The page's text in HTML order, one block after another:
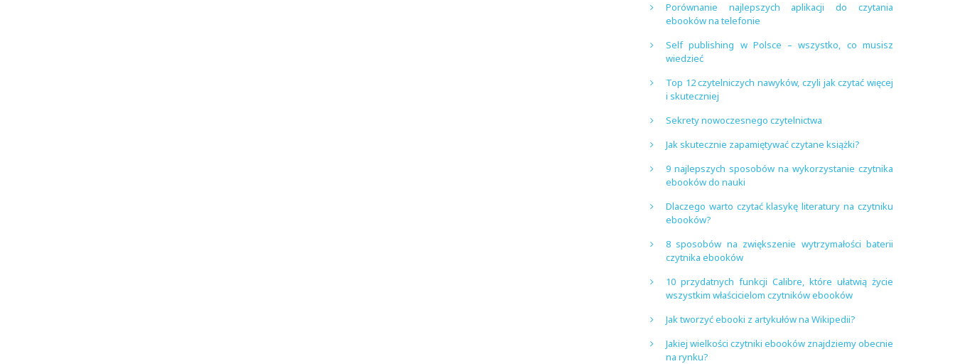
Porównanie najlepszych aplikacji do czytania
ebooków na telefonie
Self publishing w Polsce – wszystko, co musisz
wiedzieć
Top 12 czytelniczych nawyków, czyli jak czytać więcej
i skuteczniej
Sekrety nowoczesnego czytelnictwa
Jak skutecznie zapamiętywać czytane książki?
9 najlepszych sposobów na wykorzystanie czytnika
ebooków do nauki
Dlaczego warto czytać klasykę literatury na czytniku
ebooków?
8 sposobów na zwiększenie wytrzymałości baterii
czytnika ebooków
10 przydatnych funkcji Calibre, które ułatwią życie
wszystkim właścicielom czytników ebooków
Jak tworzyć ebooki z artykułów na Wikipedii?
Jakiej wielkości czytniki ebooków znajdziemy obecnie
na rynku?